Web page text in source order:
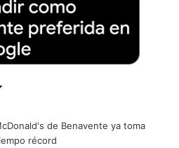
de Benavente ya toma
récord